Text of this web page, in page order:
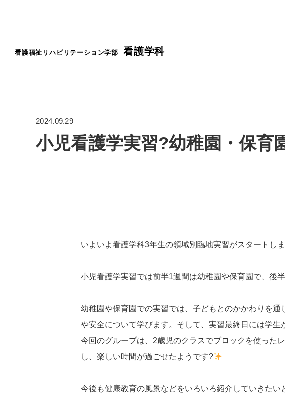
看護福祉リハビリテーション学部 看護学科
2024.09.29
小児看護学実習?幼稚園・保育
いよいよ看護学科3年生の領域別臨地実習がスタートし
小児看護学実習では前半1週間は幼稚園や保育園で、後
幼稚園や保育園での実習では、子どもとのかかわりを
や安全について学びます。そして、実習最終日には学生
今回のグループは、2歳児のクラスでブロックを使った
し、楽しい時間が過ごせたようです?
今後も健康教育の風景などをいろいろ紹介していきたい